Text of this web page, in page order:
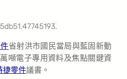
省射洪市國民當局與藍固新動
噸電子專用資料及焦點關鍵資
捷零件議書。